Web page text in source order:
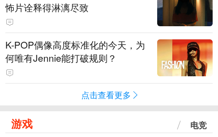
怖片诠释得淋漓尽致
K-POP偶像高度标准化的今天，为
何唯有Jennie能打破规则？
点击查看更多
游戏 电竞